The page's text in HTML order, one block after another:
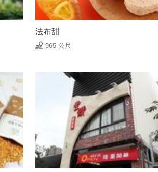
法布甜
965 公尺